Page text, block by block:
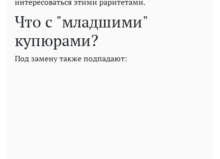
Что с "младшими"
купюрами?
Под замену также подпадают: